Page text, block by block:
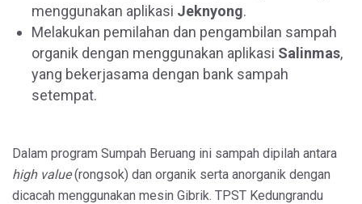
menggunakan aplikasi Jeknyong.
Melakukan pemilahan dan pengambilan sampah
organik dengan menggunakan aplikasi Salinmas,
yang bekerjasama dengan bank sampah
setempat.
Dalam program Sumpah Beruang ini sampah dipilah antara
high value(rongsok) dan organik serta anorganik dengan
dicacah menggunakan mesin Gibrik. TPST Kedungrandu